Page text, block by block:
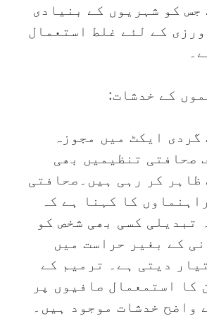
جس کو شہریوں کے بنیادی
ورزی کے لئے غلط استعمال
کے خدشات:
گردی ایکٹ میں مجوزہ
صحافتی تنظیمیں بھی
ظاہر کر رہی ہیں۔صحافتی
کا کہنا ہے کہ
تبدیلی کسی بھی شخص کو
کے بغیر حراست میں
دیتی ہے۔ ترمیم کے
کا استمعمال صافیوں پر
واضح خدشات موجود ہیں۔